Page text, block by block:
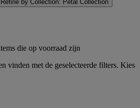
Refine by Collection: Petal Collection
die op voorraad zijn
vinden met de geselecteerde filters. Kies